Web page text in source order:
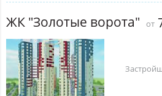
ЖК "Золотые ворота" от